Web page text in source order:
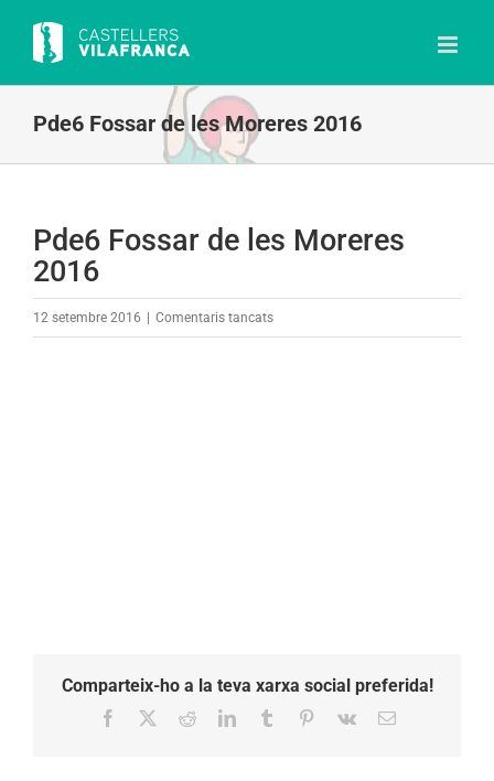
content
Pde6 Fossar de les Moreres 2016
Pde6 Fossar de les Moreres
2016
12 setembre 2016 Comentaris tancatsa
Comparteix-ho a la teva xarxa social preferida!
Facebook RedditLinkedInTumblr Pinterest
Vk Email: